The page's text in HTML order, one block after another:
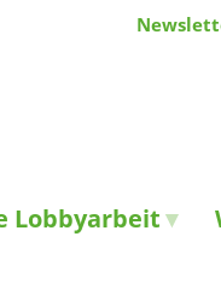
Lobbyarbeit